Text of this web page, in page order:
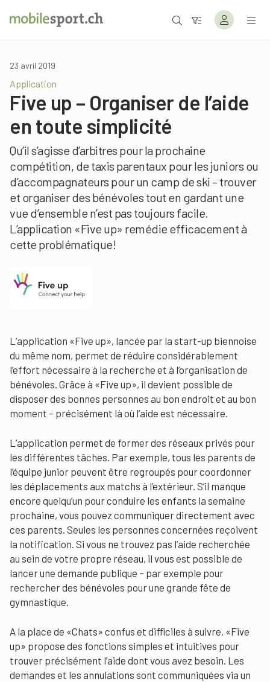
23 avril 2019
Application
Five up – Organiser de l’aide
en toute simplicité
Qu’il s’agisse d’arbitres pour la prochaine
compétition, de taxis parentaux pour les juniors ou
d’accompagnateurs pour un camp de ski – trouver
et organiser des bénévoles tout en gardant une
vue d’ensemble n’est pas toujours facile.
L’application «Five up» remédie efficacement à
cette problématique!
L’application «Five up», lancée par la start-up biennoise
du même nom, permet de réduire considérablement
l’effort nécessaire à la recherche et à l’organisation de
bénévoles. Grâce à «Five up», il devient possible de
disposer des bonnes personnes au bon endroit et au bon
moment – précisément là où l’aide est nécessaire.
L’application permet de former des réseaux privés pour
les différentes tâches. Par exemple, tous les parents de
l’équipe junior peuvent être regroupés pour coordonner
les déplacements aux matchs à l’extérieur. S’il manque
encore quelqu’un pour conduire les enfants la semaine
prochaine, vous pouvez communiquer directement avec
ces parents. Seules les personnes concernées reçoivent
la notification. Si vous ne trouvez pas l’aide recherchée
au sein de votre propre réseau, il vous est possible de
lancer une demande publique – par exemple pour
rechercher des bénévoles pour une grande fête de
gymnastique.
A la place de «Chats» confus et difficiles à suivre, «Five
up» propose des fonctions simples et intuitives pour
trouver précisément l’aide dont vous avez besoin. Les
demandes et les annulations sont communiquées via un